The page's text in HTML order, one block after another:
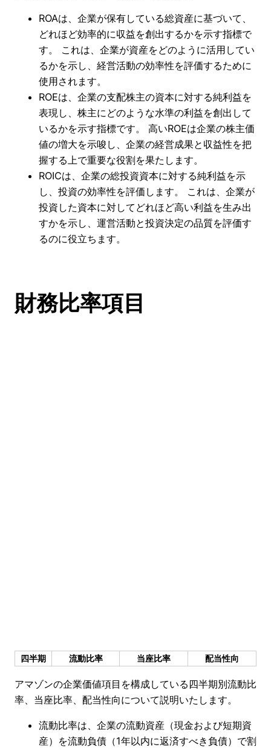
ROAは、企業が保有している総資産に基づいて、
どれほど効率的に収益を創出するかを示す指標で
す。 これは、企業が資産をどのように活用してい
るかを示し、経営活動の効率性を評価するために
使用されます。
ROEは、企業の支配株主の資本に対する純利益を
表現し、株主にどのような水準の利益を創出して
いるかを示す指標です。 高いROEは企業の株主価
値の増大を示唆し、企業の経営成果と収益性を把
握する上で重要な役割を果たします。
ROICは、企業の総投資資本に対する純利益を示
し、投資の効率性を評価します。 これは、企業が
投資した資本に対してどれほど高い利益を生み出
すかを示し、運営活動と投資決定の品質を評価す
るのに役立ちます。
財務比率項目
四半期 流動比率 当座比率 配当性向
アマゾンの企業価値項目を構成している四半期別流動比
率、当座比率、配当性向について説明いたします。
流動比率は、企業の流動資産（現金および短期資
産）を流動負債（1年以内に返済すべき負債）で割